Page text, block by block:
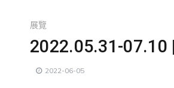
展覽
2022.05.31-
2022-06-05